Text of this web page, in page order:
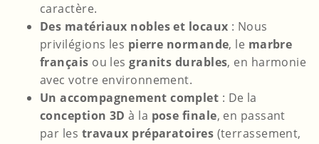
caractère.
Des matériaux nobles et locaux : Nous
privilégions les pierre normande, le marbre
français ou lesgranits durables, en harmonie
avec votre environnement.
Un accompagnement complet : De la
conception 3D à la pose finale, en passant
par les travaux préparatoires (terrassement,